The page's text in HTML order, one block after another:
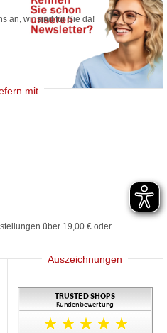
an, wir sind für Sie da!
mit
über 19,00 € oder
Auszeichnungen